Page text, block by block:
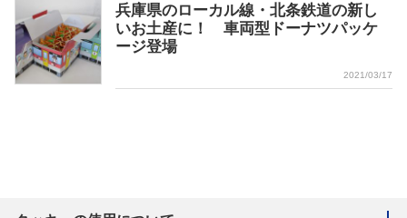
兵庫県のローカル線・北条鉄道の新し
いお土産に！ 車両型ドーナツパッケ
ージ登場
2021/03/17